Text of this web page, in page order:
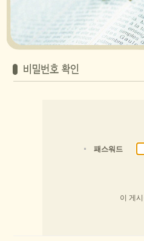
패스워드
이 게